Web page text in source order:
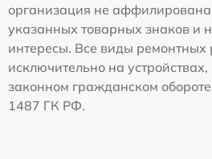
организация не
указанных товарных знаков и
интересы. Все виды ремонтных
исключительно на
законном гражданском обороте,
1487 ГК РФ.